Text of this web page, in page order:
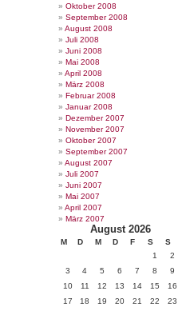
Oktober 2008
September 2008
August 2008
Juli 2008
Juni 2008
Mai 2008
April 2008
März 2008
Februar 2008
Januar 2008
Dezember 2007
November 2007
Oktober 2007
September 2007
August 2007
Juli 2007
Juni 2007
Mai 2007
April 2007
März 2007
August 2026
M D M D F S S
1
2
3
4 5 6 7 8
9
10
11 12 13 14 15
16
17
18 19 20 21 22
23